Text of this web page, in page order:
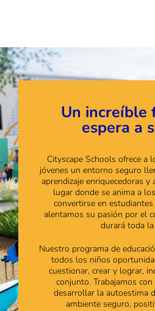
Un increíble
espera a
Cityscape Schools ofrece a
jóvenes un entorno seguro
aprendizaje enriquecedoras y
lugar donde se anima a
convertirse en
alentamos su pasión por el
durará toda la
Nuestro programa de
todos los niños
cuestionar, crear y lograr,
conjunto. Trabajamos
desarrollar la autoestima
ambiente seguro,